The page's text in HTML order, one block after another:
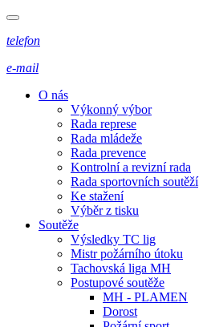
telefon
e-mail
O nás
Výkonný výbor
Rada represe
Rada mládeže
Rada prevence
Kontrolní a revizní rada
Rada sportovních soutěží
Ke stažení
Výběr z tisku
Soutěže
Výsledky TC lig
Mistr požárního útoku
Tachovská liga MH
Postupové soutěže
MH - PLAMEN
Dorost